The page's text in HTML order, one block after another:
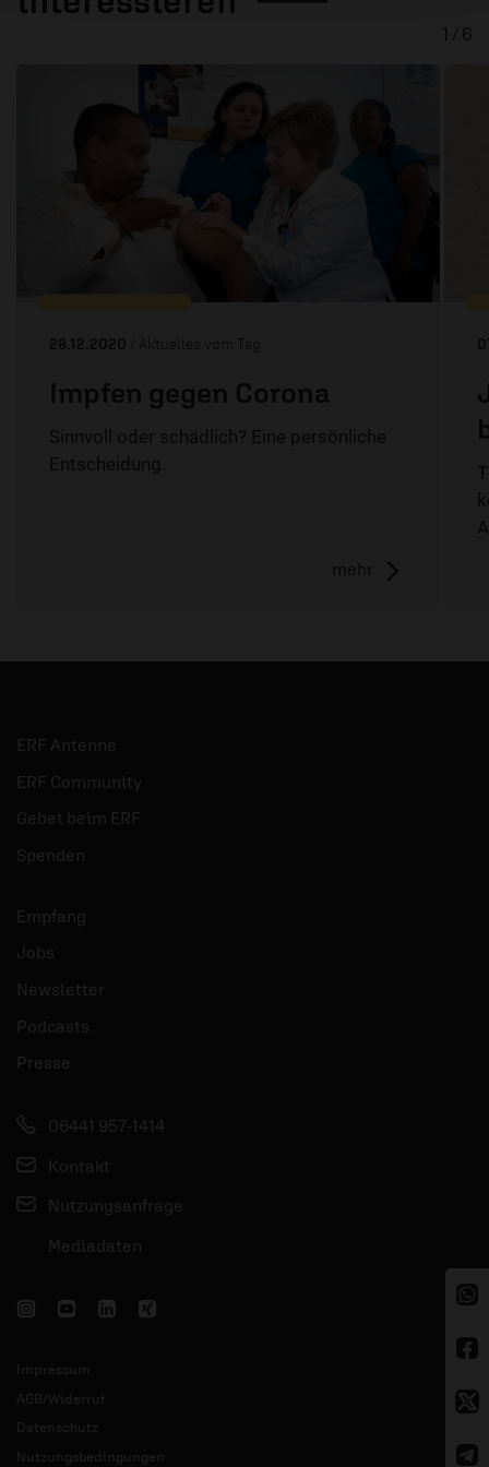
28.12.2020 / Aktuelles vom Tag
Impfen gegen Corona
Sinnvoll oder schädlich? Eine persönliche
Entscheidung.
mehr
1 / 6
ERF Antenne
ERF Community
Gebet beim ERF
Spenden
Empfang
Jobs
Newsletter
Podcasts
Presse
06441 957-1414
Kontakt
Nutzungsanfrage
Mediadaten
Impressum
AGB/Widerruf
Datenschutz
Nutzungsbedingungen